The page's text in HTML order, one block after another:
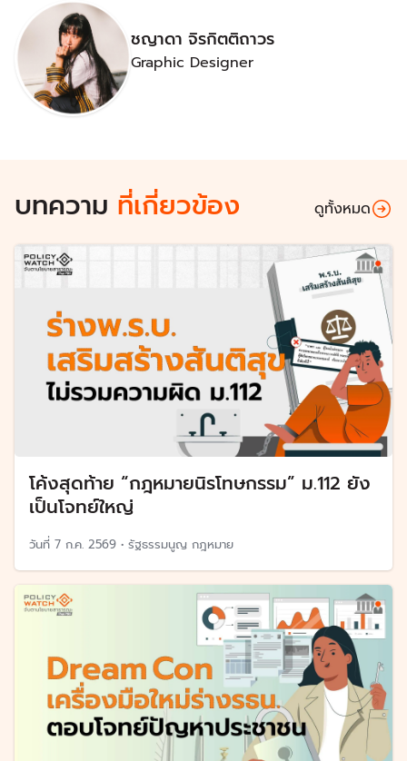
ชญาดา จิรกิตติถาวร
Graphic Designer
บทความ ที่เกี่ยวข้อง ดูทั้งหมด
โค้งสุดท้าย “กฎหมายนิรโทษกรรม” ม.112 ยัง
เป็นโจทย์ใหญ่
วันที่ 7 ก.ค. 2569 • รัฐธรรมนูญ กฎหมาย